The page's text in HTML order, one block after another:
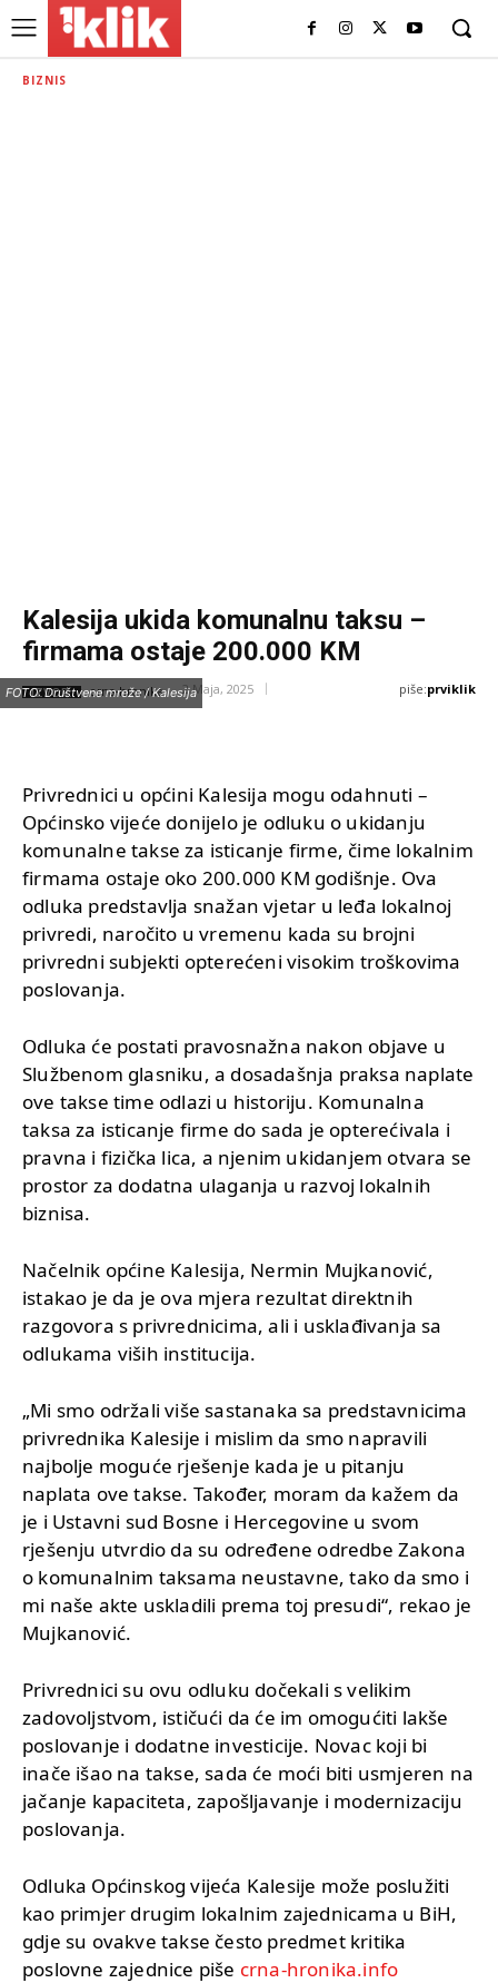
BIZNIS
Kalesija ukida komunalnu taksu –
firmama ostaje 200.000 KM
IZVOR: crna-hronika 2 Maja, 2025 piše:prviklik
FOTO: Društvene mreže / Kalesija
Privrednici u općini Kalesija mogu odahnuti –
Općinsko vijeće donijelo je odluku o ukidanju
komunalne takse za isticanje firme, čime lokalnim
firmama ostaje oko 200.000 KM godišnje. Ova
odluka predstavlja snažan vjetar u leđa lokalnoj
privredi, naročito u vremenu kada su brojni
privredni subjekti opterećeni visokim troškovima
poslovanja.
Odluka će postati pravosnažna nakon objave u
Službenom glasniku, a dosadašnja praksa naplate
ove takse time odlazi u historiju. Komunalna
taksa za isticanje firme do sada je opterećivala i
pravna i fizička lica, a njenim ukidanjem otvara se
prostor za dodatna ulaganja u razvoj lokalnih
biznisa.
Načelnik općine Kalesija, Nermin Mujkanović,
istakao je da je ova mjera rezultat direktnih
razgovora s privrednicima, ali i usklađivanja sa
odlukama viših institucija.
„Mi smo održali više sastanaka sa predstavnicima
privrednika Kalesije i mislim da smo napravili
najbolje moguće rješenje kada je u pitanju
naplata ove takse. Također, moram da kažem da
je i Ustavni sud Bosne i Hercegovine u svom
rješenju utvrdio da su određene odredbe Zakona
o komunalnim taksama neustavne, tako da smo i
mi naše akte uskladili prema toj presudi“, rekao je
Mujkanović.
Privrednici su ovu odluku dočekali s velikim
zadovoljstvom, ističući da će im omogućiti lakše
poslovanje i dodatne investicije. Novac koji bi
inače išao na takse, sada će moći biti usmjeren na
jačanje kapaciteta, zapošljavanje i modernizaciju
poslovanja.
Odluka Općinskog vijeća Kalesije može poslužiti
kao primjer drugim lokalnim zajednicama u BiH,
gdje su ovakve takse često predmet kritika
poslovne zajednice piše crna-hronika.info